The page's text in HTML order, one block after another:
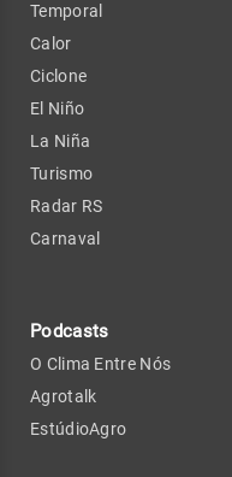
Temporal
Calor
Ciclone
El Niño
La Niña
Turismo
Radar RS
Carnaval
Podcasts
O Clima Entre Nós
Agrotalk
EstúdioAgro